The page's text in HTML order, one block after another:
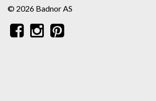
© 2026 Badnor AS